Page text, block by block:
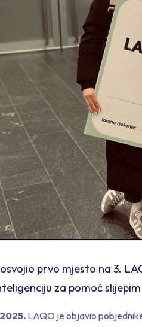
prvo mjesto na 3.
za pomoć
LAQO je objavio